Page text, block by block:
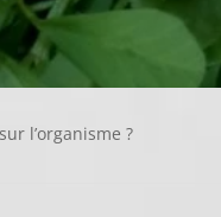
l’organisme ?